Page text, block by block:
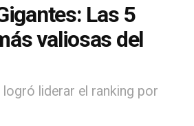
Las 5
valiosas del
logró liderar el ranking por